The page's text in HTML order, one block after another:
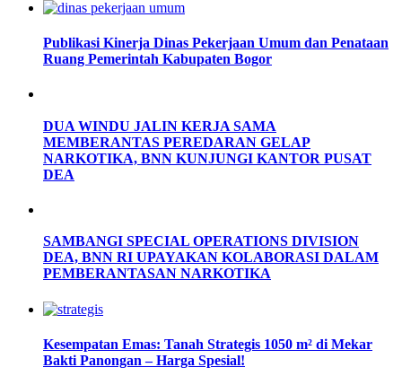
Publikasi Kinerja Dinas Pekerjaan Umum dan Penataan
Ruang Pemerintah Kabupaten Bogor
DUA WINDU JALIN KERJA SAMA
MEMBERANTAS PEREDARAN GELAP
NARKOTIKA, BNN KUNJUNGI KANTOR PUSAT
DEA
SAMBANGI SPECIAL OPERATIONS DIVISION
DEA, BNN RI UPAYAKAN KOLABORASI DALAM
PEMBERANTASAN NARKOTIKA
Kesempatan Emas: Tanah Strategis 1050 m² di Mekar
Bakti Panongan – Harga Spesial!